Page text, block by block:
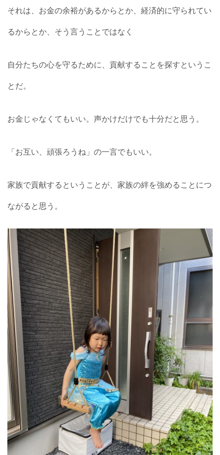
それは、お金の余裕があるからとか、経済的に守られてい
るからとか、そう言うことではなく
自分たちの心を守るために、貢献することを探すというこ
とだ。
お金じゃなくてもいい。声かけだけでも十分だと思う。
「お互い、頑張ろうね」の一言でもいい。
家族で貢献するということが、家族の絆を強めることにつ
ながると思う。